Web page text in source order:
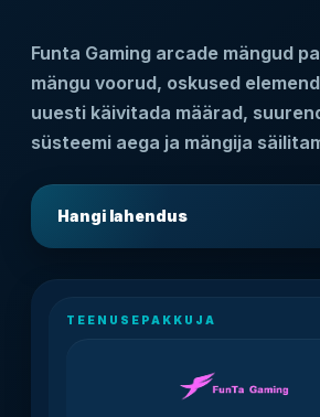
Funta Gaming arcade mängud
mängu voorud, oskused
uuesti käivitada määrad,
süsteemi aega ja mängija
Hangi lahendus
TEENUSEPAKKUJA